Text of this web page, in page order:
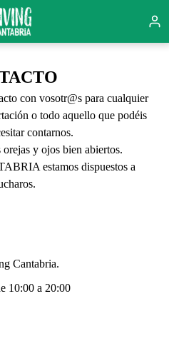
con vosotr@s para cualquier
o todo aquello que podéis
contarnos.
y ojos bien abiertos.
estamos dispuestos a
Cantabria.
10:00 a 20:00